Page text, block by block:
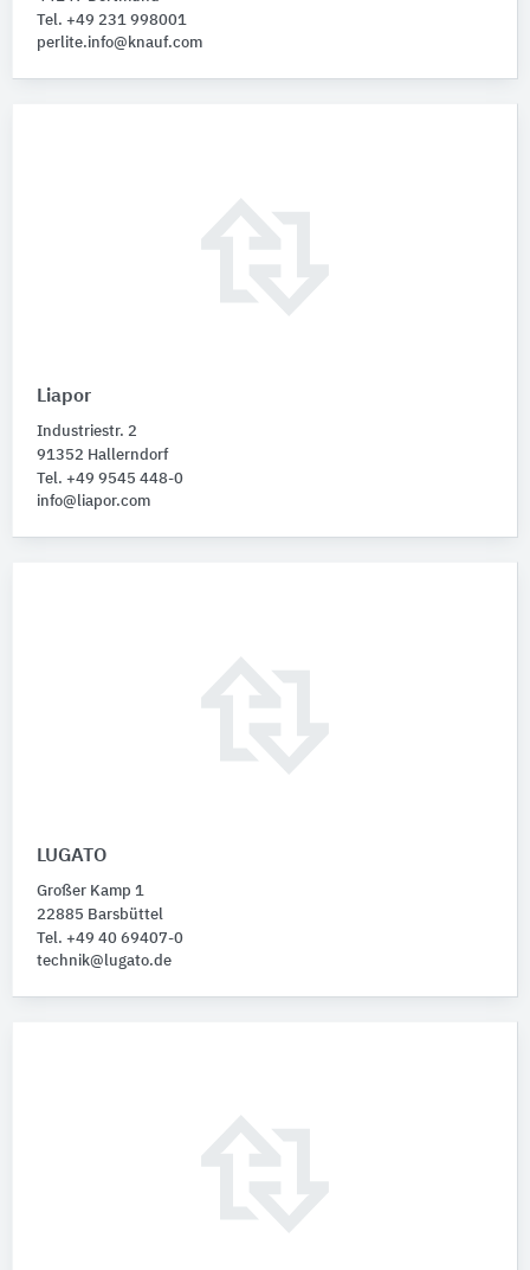
Tel. +49 231 998001
perlite.info@knauf.com
Liapor
Industriestr. 2
91352 Hallerndorf
Tel. +49 9545 448-0
info@liapor.com
LUGATO
Großer Kamp 1
22885 Barsbüttel
Tel. +49 40 69407-0
technik@lugato.de